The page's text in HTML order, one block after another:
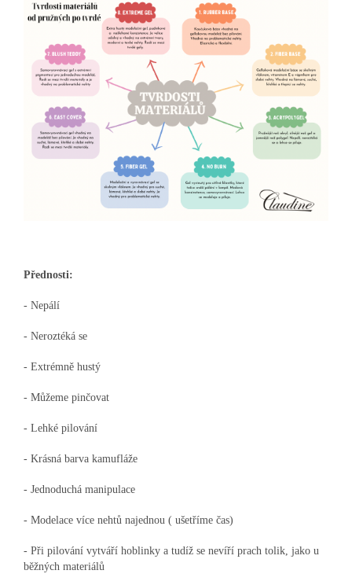
Přednosti:
- Nepálí
- Neroztéká se
- Extrémně hustý
- Můžeme pinčovat
- Lehké pilování
- Krásná barva kamufláže
- Jednoduchá manipulace
- Modelace více nehtů najednou ( ušetříme čas)
- Při pilování vytváří hoblinky a tudíž se nevíří prach tolik, jako u
běžných materiálů